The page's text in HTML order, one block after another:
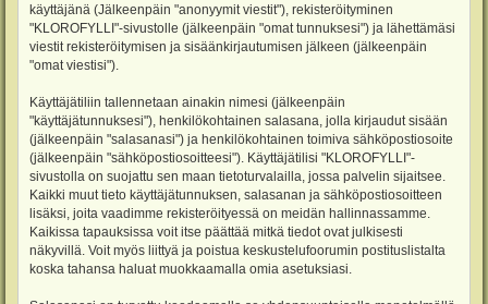
käyttäjänä (Jälkeenpäin "anonyymit viestit"), rekisteröityminen
"KLOROFYLLI"-sivustolle (jälkeenpäin "omat tunnuksesi") ja lähettämäsi
viestit rekisteröitymisen ja sisäänkirjautumisen jälkeen (jälkeenpäin
"omat viestisi").
Käyttäjätiliin tallennetaan ainakin nimesi (jälkeenpäin
"käyttäjätunnuksesi"), henkilökohtainen salasana, jolla kirjaudut sisään
(jälkeenpäin "salasanasi") ja henkilökohtainen toimiva sähköpostiosoite
(jälkeenpäin "sähköpostiosoitteesi"). Käyttäjätilisi "KLOROFYLLI"-
sivustolla on suojattu sen maan tietoturvalailla, jossa palvelin sijaitsee.
Kaikki muut tieto käyttäjätunnuksen, salasanan ja sähköpostiosoitteen
lisäksi, joita vaadimme rekisteröityessä on meidän hallinnassamme.
Kaikissa tapauksissa voit itse päättää mitkä tiedot ovat julkisesti
näkyvillä. Voit myös liittyä ja poistua keskustelufoorumin postituslistalta
koska tahansa haluat muokkaamalla omia asetuksiasi.